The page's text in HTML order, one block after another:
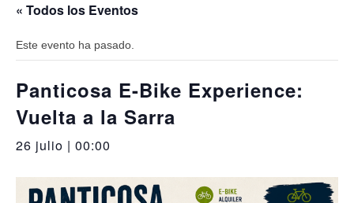
« Todos los Eventos
Este evento ha pasado.
Panticosa E-Bike Experience:
Vuelta a la Sarra
26 julio | 00:00